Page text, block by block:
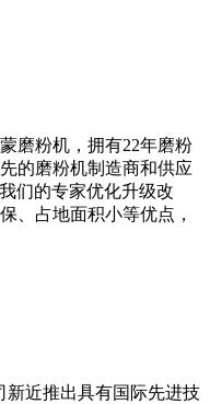
磨粉机，拥有22年磨粉
的磨粉机制造商和供应
们的专家优化升级改
、占地面积小等优点，
近推出具有国际先进技